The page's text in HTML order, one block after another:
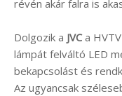
révén akár falra is
Dolgozik a JVCa
lámpát felváltó LED
bekapcsolást és
Az ugyancsak